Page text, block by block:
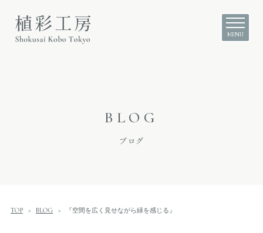
BLOG
ブログ
TOP BLOG 『空間を広く見せながら緑を感じる』